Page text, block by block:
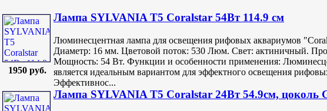
1950 руб.
Лампа SYLVANIA T5 Coralstar 54Вт 114.9 см
Люминесцентная лампа для освещения рифовых аквариумов
Диаметр: 16 мм. Цветовой поток: 530 Люм. Свет: актиничный.
Мощность: 54 Вт. Функции и особенности применения:
является идеальным вариантом для эффектного освещения
Эффективнос...
Лампа SYLVANIA T5 Coralstar 24Вт 54.9см, цоколь